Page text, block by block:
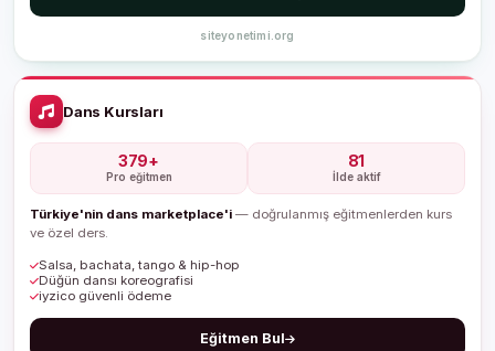
siteyonetimi.org
Dans Kursları
379+
Pro eğitmen
81
İlde aktif
Türkiye'nin dans marketplace'i — doğrulanmış eğitmenlerden kurs
ve özel ders.
Salsa, bachata, tango & hip-hop
Düğün dansı koreografisi
iyzico güvenli ödeme
Eğitmen Bul